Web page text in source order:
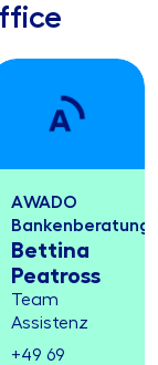
AWADO
Bankenberatung
Bettina
Peatross
Team
Assistenz
+49 69